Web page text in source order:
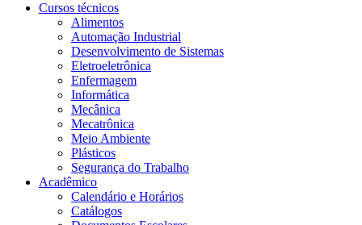
Cursos técnicos
Alimentos
Automação Industrial
Desenvolvimento de Sistemas
Eletroeletrônica
Enfermagem
Informática
Mecânica
Mecatrônica
Meio Ambiente
Plásticos
Segurança do Trabalho
Acadêmico
Calendário e Horários
Catálogos